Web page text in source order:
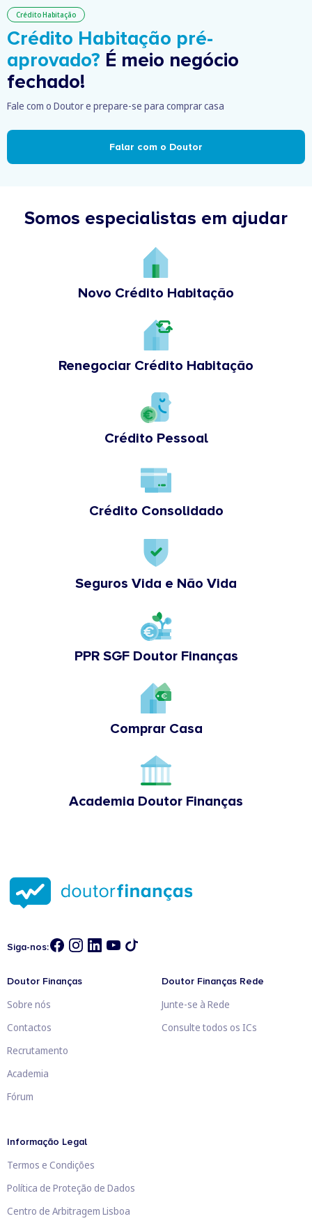
Crédito Habitação
Crédito Habitação pré-
aprovado? É meio negócio
fechado!
Fale com o Doutor e prepare-se para comprar casa
Falar com o Doutor
Somos especialistas em ajudar
Novo Crédito Habitação
Renegociar Crédito Habitação
Crédito Pessoal
Crédito Consolidado
Seguros Vida e Não Vida
PPR SGF Doutor Finanças
Comprar Casa
Academia Doutor Finanças
Siga-nos:
Doutor Finanças
Sobre nós
Contactos
Recrutamento
Academia
Fórum
Doutor Finanças Rede
Junte-se à Rede
Consulte todos os ICs
Informação Legal
Termos e Condições
Política de Proteção de Dados
Centro de Arbitragem Lisboa